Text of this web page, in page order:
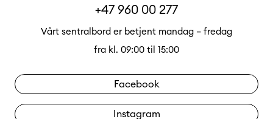
+47 960 00 277
Vårt sentralbord er betjent mandag – fredag
fra kl. 09:00 til 15:00
Facebook
Instagram